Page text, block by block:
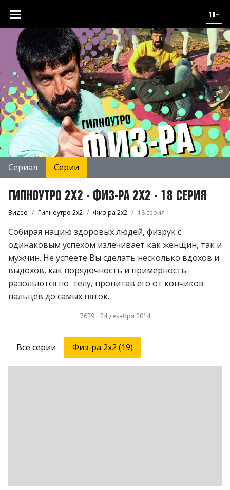
18+
Сериал Серии
ГИПНОУТРО 2Х2 - ФИЗ-РА 2Х2 - 18 СЕРИЯ
Видео Гипноутро 2х2 Физ-ра 2х2 18 серия
Собирая нацию здоровых людей, физрук с
одинаковым успехом излечивает как женщин, так и
мужчин. Не успеете Вы сделать несколько вдохов и
выдохов, как порядочность и примерность
разольются по телу, пропитав его от кончиков
пальцев до самых пяток.
7629 24 декабря 2014
Все серии Физ-ра 2х2 (19)